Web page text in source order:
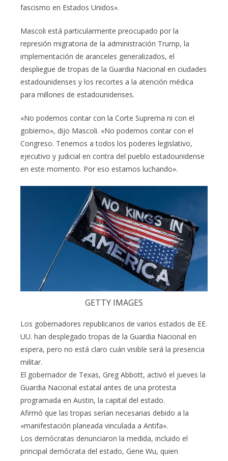
fascismo en Estados Unidos».
Mascoli está particularmente preocupado por la
represión migratoria de la administración Trump, la
implementación de aranceles generalizados, el
despliegue de tropas de la Guardia Nacional en ciudades
estadounidenses y los recortes a la atención médica
para millones de estadounidenses.
«No podemos contar con la Corte Suprema ni con el
gobierno», dijo Mascoli. «No podemos contar con el
Congreso. Tenemos a todos los poderes legislativo,
ejecutivo y judicial en contra del pueblo estadounidense
en este momento. Por eso estamos luchando».
GETTY IMAGES
Los gobernadores republicanos de varios estados de EE.
UU. han desplegado tropas de la Guardia Nacional en
espera, pero no está claro cuán visible será la presencia
militar.
El gobernador de Texas, Greg Abbott, activó el jueves la
Guardia Nacional estatal antes de una protesta
programada en Austin, la capital del estado.
Afirmó que las tropas serían necesarias debido a la
«manifestación planeada vinculada a Antifa».
Los demócratas denunciaron la medida, incluido el
principal demócrata del estado, Gene Wu, quien